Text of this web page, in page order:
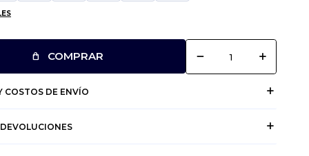
COMPRAR remove add
COSTOS DE ENVÍO